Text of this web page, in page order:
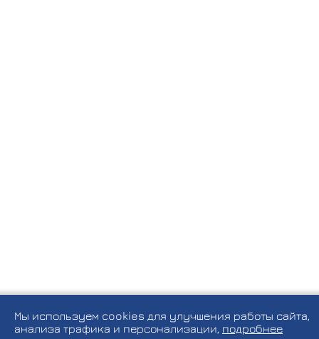
Мы используем cookies для улучшения работы сайта,
анализа трафика и персонализации, подробнее